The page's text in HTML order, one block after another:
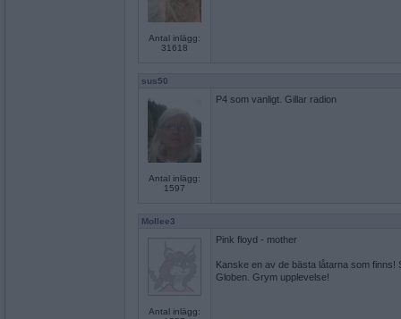
Antal inlägg:
31618
sus50
Antal inlägg:
1597
P4 som vanligt. Gillar radion
Mollee3
Antal inlägg:
Pink floyd - mother
Kanske en av de bästa låtarna som finns!
Globen. Grym upplevelse!